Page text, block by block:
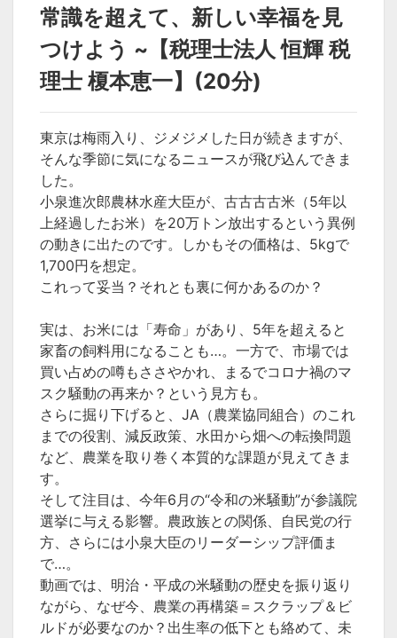
常識を超えて、新しい幸福を見
つけよう ~【税理士法人 恒輝 税
理士 榎本恵一】(20分)
東京は梅雨入り、ジメジメした日が続きますが、
そんな季節に気になるニュースが飛び込んできま
した。
小泉進次郎農林水産大臣が、古古古古米（5年以
上経過したお米）を20万トン放出するという異例
の動きに出たのです。しかもその価格は、5kgで
1,700円を想定。
これって妥当？それとも裏に何かあるのか？
実は、お米には「寿命」があり、5年を超えると
家畜の飼料用になることも…。一方で、市場では
買い占めの噂もささやかれ、まるでコロナ禍のマ
スク騒動の再来か？という見方も。
さらに掘り下げると、JA（農業協同組合）のこれ
までの役割、減反政策、水田から畑への転換問題
など、農業を取り巻く本質的な課題が見えてきま
す。
そして注目は、今年6月の“令和の米騒動”が参議院
選挙に与える影響。農政族との関係、自民党の行
方、さらには小泉大臣のリーダーシップ評価ま
で…。
動画では、明治・平成の米騒動の歴史を振り返り
ながら、なぜ今、農業の再構築＝スクラップ＆ビ
ルドが必要なのか？出生率の低下とも絡めて、未